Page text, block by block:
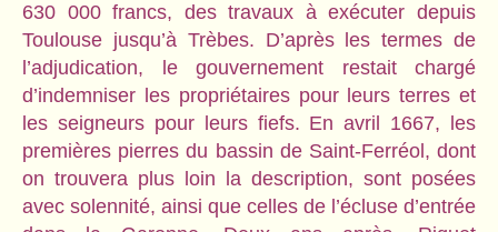
630 000 francs, des travaux à exécuter depuis
Toulouse jusqu’à Trèbes. D’après les termes de
l’adjudication, le gouvernement restait chargé
d’indemniser les propriétaires pour leurs terres et
les seigneurs pour leurs fiefs. En avril 1667, les
premières pierres du bassin de Saint-Ferréol, dont
on trouvera plus loin la description, sont posées
avec solennité, ainsi que celles de l’écluse d’entrée